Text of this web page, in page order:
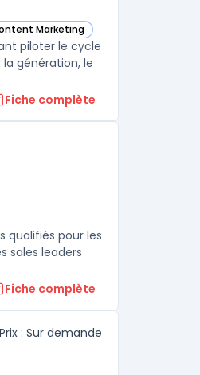
Marketing
Engage dans cette catégorie
piloter le cycle
génération, le
Fiche complète
qualifiés pour les
sales leaders
Fiche complète
Prix : Sur demande